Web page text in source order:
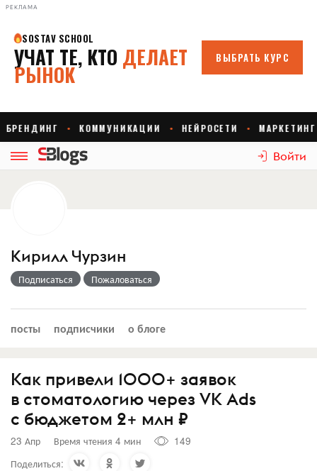
РЕКЛАМА
Войти
Кирилл Чурзин
Подписаться Пожаловаться
посты подписчики о блоге
Как привели 1000+ заявок
в стоматологию через VK Ads
с бюджетом 2+ млн ₽
23 Апр Время чтения 4 мин
149
Поделиться: